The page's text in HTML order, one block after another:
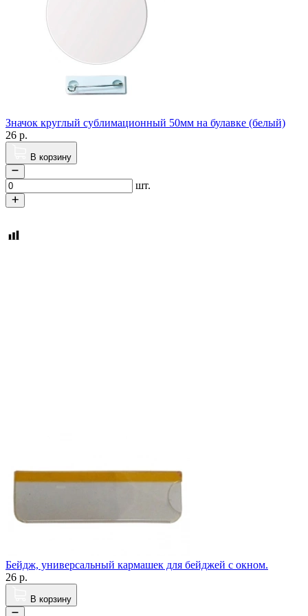
Значок круглый сублимационный 50мм на булавке (белый)
26 р.
В корзину
шт.
Бейдж, универсальный кармашек для бейджей с окном.
26 р.
В корзину